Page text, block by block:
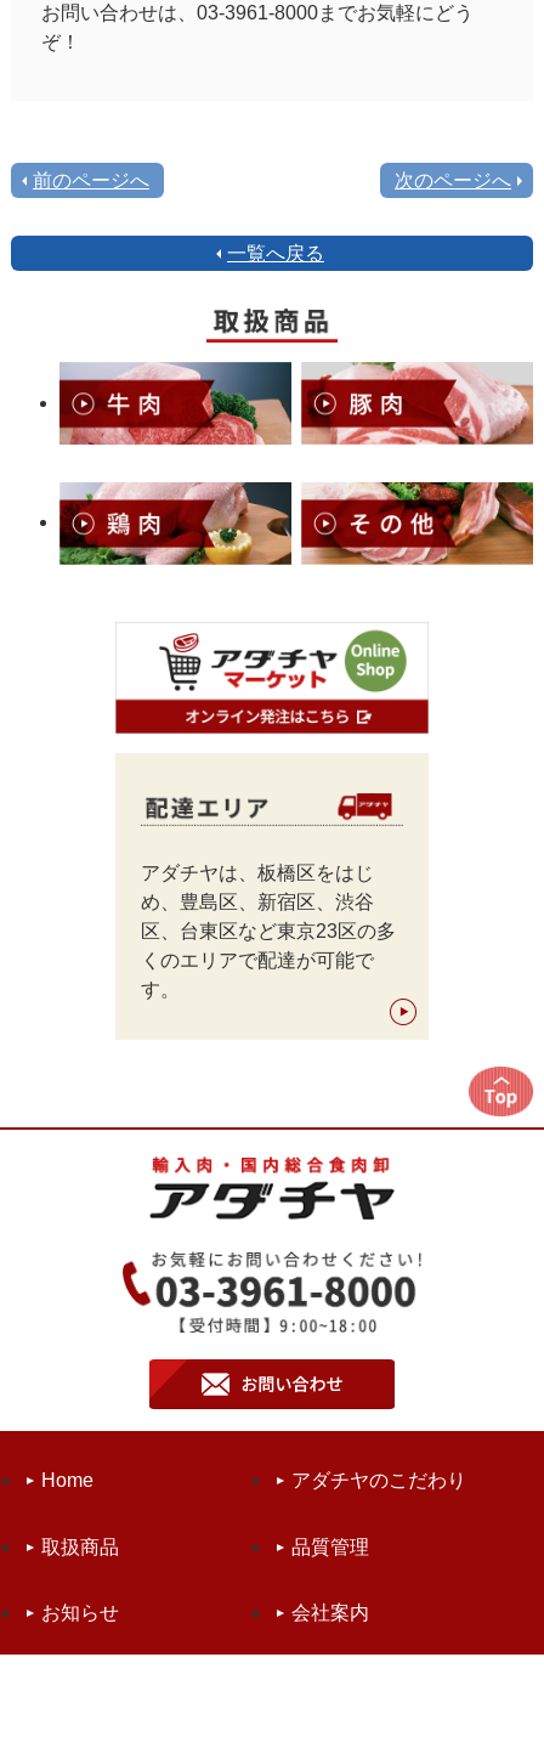
お問い合わせは、03-3961-8000までお気軽にどう
ぞ！
前のページへ 次のページへ
一覧へ戻る
アダチヤは、板橋区をはじ
め、豊島区、新宿区、渋谷
区、台東区など東京23区の多
くのエリアで配達が可能で
す。
Home アダチヤのこだわり
取扱商品 品質管理
お知らせ 会社案内